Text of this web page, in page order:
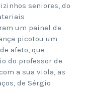
seniores, do
um painel de
picotou um
afeto, que
do professor de
a sua viola, as
de Sérgio